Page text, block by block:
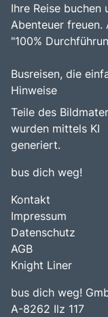
Ihre Reise
Abenteuer freuen.
"100%
Busreisen, die
Hinweise
Teile des
wurden mittels KI
generiert.
bus dich weg!
Kontakt
Impressum
Datenschutz
AGB
Knight Liner
bus dich weg!
A-8262 Ilz 117